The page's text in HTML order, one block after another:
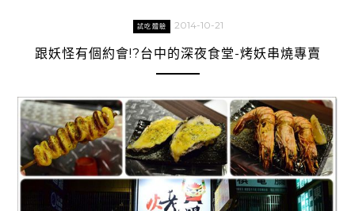
試吃體驗 2014-10-21
跟妖怪有個約會!?台中的深夜食堂-烤妖串燒專賣